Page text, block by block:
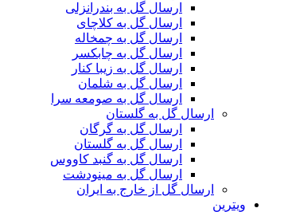
ارسال گل به بندرانزلی
ارسال گل به کلاچای
ارسال گل به چمخاله
ارسال گل به چابکسر
ارسال گل به زیبا کنار
ارسال گل به شلمان
ارسال گل به صومعه سرا
ارسال گل به گلستان
ارسال گل به گرگان
ارسال گل به گلستان
ارسال گل به گنبد کاووس
ارسال گل به مینودشت
ارسال گل از خارج به ایران
ویترین